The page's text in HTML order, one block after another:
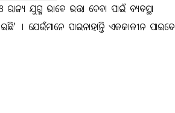
ଯୁଗ୍ମ ଭାବେ ଭତ୍ତା ଦେବା ପାଇଁ ବ୍ୟବସ୍ଥା
। ଯେଉଁମାନେ ପାଇନାହାନ୍ତି ଏକକାଳୀନ ପାଇବେ